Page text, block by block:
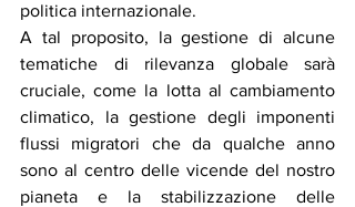
politica internazionale.
A tal proposito, la gestione di alcune
tematiche di rilevanza globale sarà
cruciale, come la lotta al cambiamento
climatico, la gestione degli imponenti
flussi migratori che da qualche anno
sono al centro delle vicende del nostro
pianeta e la stabilizzazione delle